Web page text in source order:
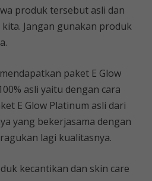
produk tersebut asli dan
Jangan gunakan produk
paket E Glow
asli yaitu dengan cara
E Glow Platinum asli dari
yang bekerjasama dengan
lagi kualitasnya.
kecantikan dan skin care